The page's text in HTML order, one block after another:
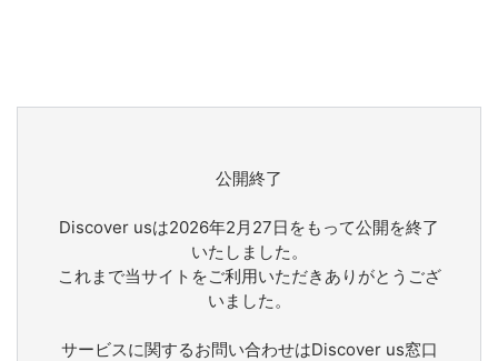
公開終了
Discover usは2026年2月27日をもって公開を終了
いたしました。
これまで当サイトをご利用いただきありがとうござ
いました。
サービスに関するお問い合わせはDiscover us窓口